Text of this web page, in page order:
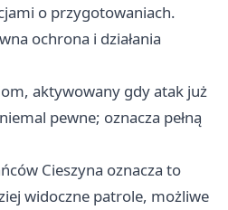
o przygotowaniach.
ochrona i działania
aktywowany gdy atak już
pewne; oznacza pełną
Cieszyna oznacza to
widoczne patrole, możliwe